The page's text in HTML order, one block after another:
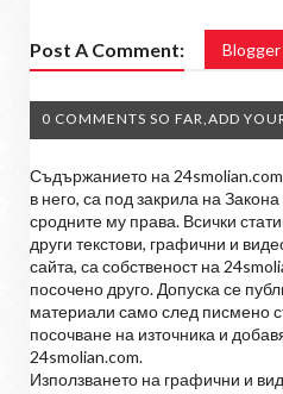
Post A Comment: Blogger
0 COMMENTS SO FAR,ADD
Съдържанието на 24smolian.com
в него, са под закрила на
сродните му права. Всички
други текстови, графични и
сайта, са собственост на
посочено друго. Допуска се
материали само след писмено
посочване на източника и
24smolian.com.
Използването на графични и